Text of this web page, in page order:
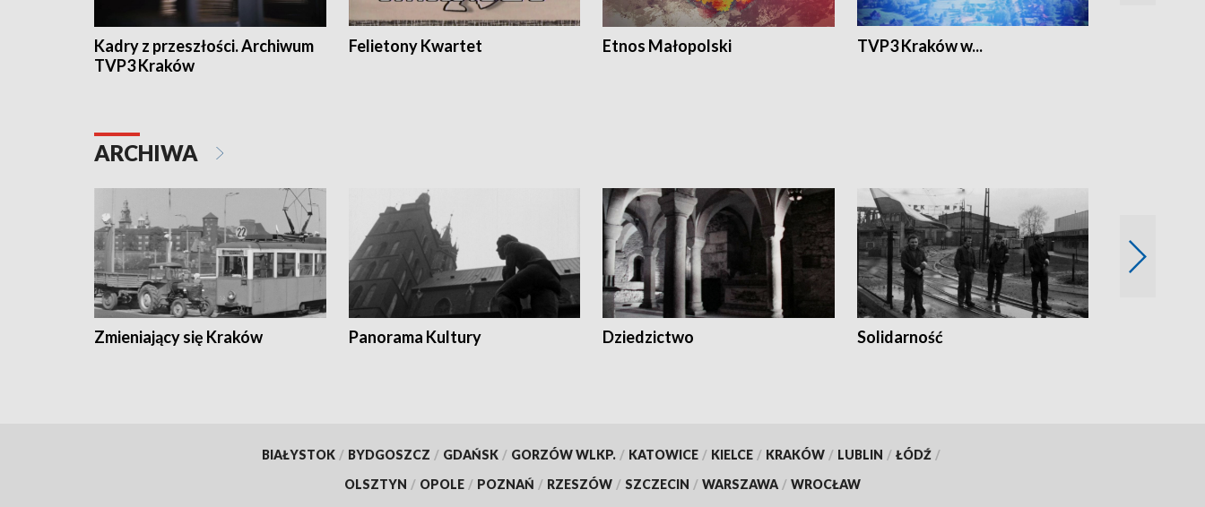
Kadry z przeszłości. Archiwum
TVP3 Kraków
Felietony Kwartet Etnos Małopolski TVP3 Kraków w...
ARCHIWA
Zmieniający się Kraków Panorama Kultury Dziedzictwo Solidarność
BIAŁYSTOK / BYDGOSZCZ / GDAŃSK / GORZÓW WLKP. / KATOWICE / KIELCE / KRAKÓW / LUBLIN / ŁÓDŹ /
OLSZTYN / OPOLE / POZNAŃ / RZESZÓW / SZCZECIN / WARSZAWA / WROCŁAW